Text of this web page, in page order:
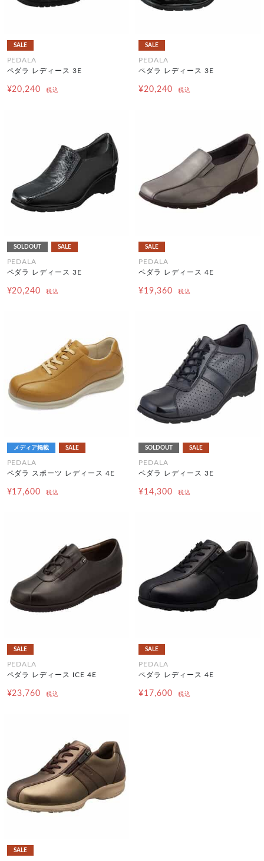
SALE
PEDALA
ペダラ レディース 3E
¥20,240 税込
SALE
PEDALA
ペダラ レディース 3E
¥20,240 税込
SOLDOUT SALE
PEDALA
ペダラ レディース 3E
¥20,240 税込
SALE
PEDALA
ペダラ レディース 4E
¥19,360 税込
メディア掲載 SALE
PEDALA
ペダラ スポーツ レディース 4E
¥17,600 税込
SOLDOUT SALE
PEDALA
ペダラ レディース 3E
¥14,300 税込
SALE
PEDALA
ペダラ レディース ICE 4E
¥23,760 税込
SALE
PEDALA
ペダラ レディース 4E
¥17,600 税込
SALE